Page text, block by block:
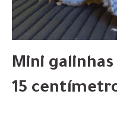
Mini
15